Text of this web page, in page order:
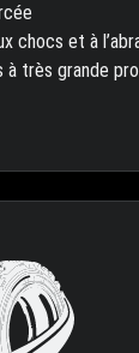
chocs et à
à très grande